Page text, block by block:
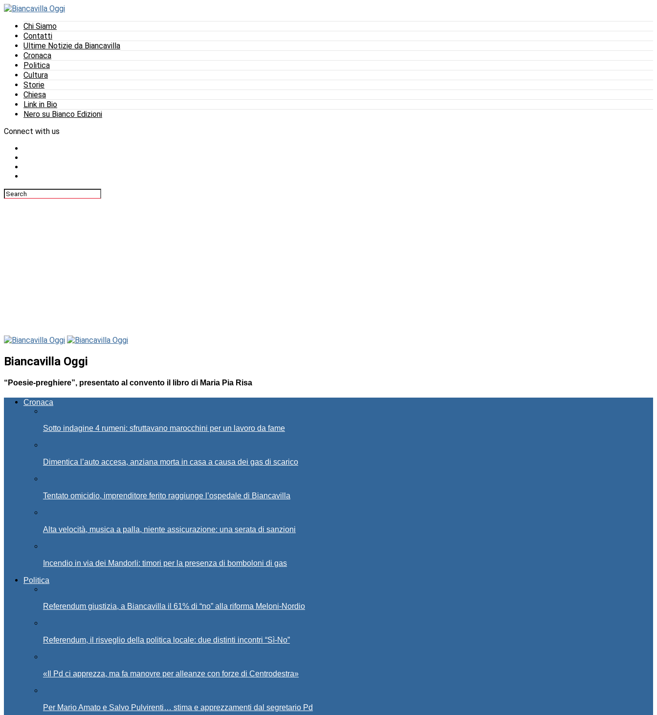
Chi Siamo
Contatti
Ultime Notizie da Biancavilla
Cronaca
Politica
Cultura
Storie
Chiesa
Link in Bio
Nero su Bianco Edizioni
Connect with us
Biancavilla Oggi
“Poesie-preghiere”, presentato al convento il libro di Maria Pia Risa
Cronaca
Sotto indagine 4 rumeni: sfruttavano marocchini per un lavoro da fame
Dimentica l’auto accesa, anziana morta in casa a causa dei gas di scarico
Tentato omicidio, imprenditore ferito raggiunge l’ospedale di Biancavilla
Alta velocità, musica a palla, niente assicurazione: una serata di sanzioni
Incendio in via dei Mandorli: timori per la presenza di bomboloni di gas
Politica
Referendum giustizia, a Biancavilla il 61% di “no” alla riforma Meloni-Nordio
Referendum, il risveglio della politica locale: due distinti incontri “Sì-No”
«Il Pd ci apprezza, ma fa manovre per alleanze con forze di Centrodestra»
Per Mario Amato e Salvo Pulvirenti… stima e apprezzamenti dal segretario Pd